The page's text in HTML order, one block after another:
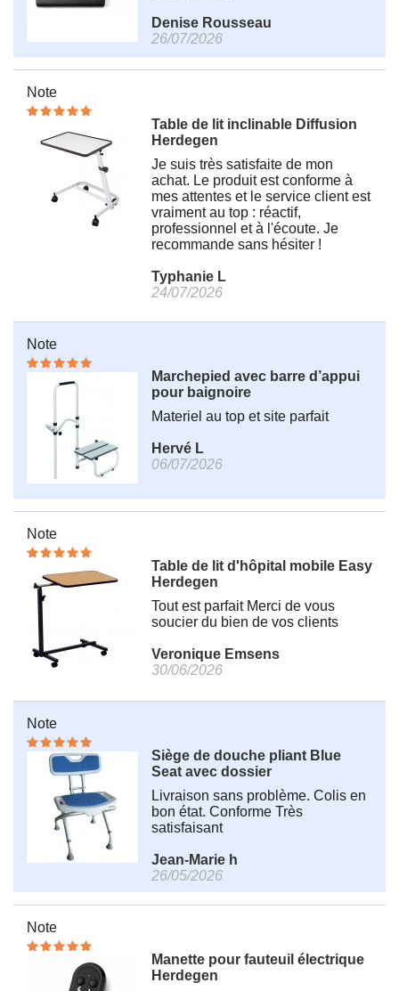
Denise Rousseau
26/07/2026
Note
Table de lit inclinable Diffusion
Herdegen
Je suis très satisfaite de mon
achat. Le produit est conforme à
mes attentes et le service client est
vraiment au top : réactif,
professionnel et à l'écoute. Je
recommande sans hésiter !
Typhanie L
24/07/2026
Note
Marchepied avec barre d’appui
pour baignoire
Materiel au top et site parfait
Hervé L
06/07/2026
Note
Table de lit d'hôpital mobile Easy
Herdegen
Tout est parfait Merci de vous
soucier du bien de vos clients
Veronique Emsens
30/06/2026
Note
Siège de douche pliant Blue
Seat avec dossier
Livraison sans problème. Colis en
bon état. Conforme Très
satisfaisant
Jean-Marie h
26/05/2026
Note
Manette pour fauteuil électrique
Herdegen